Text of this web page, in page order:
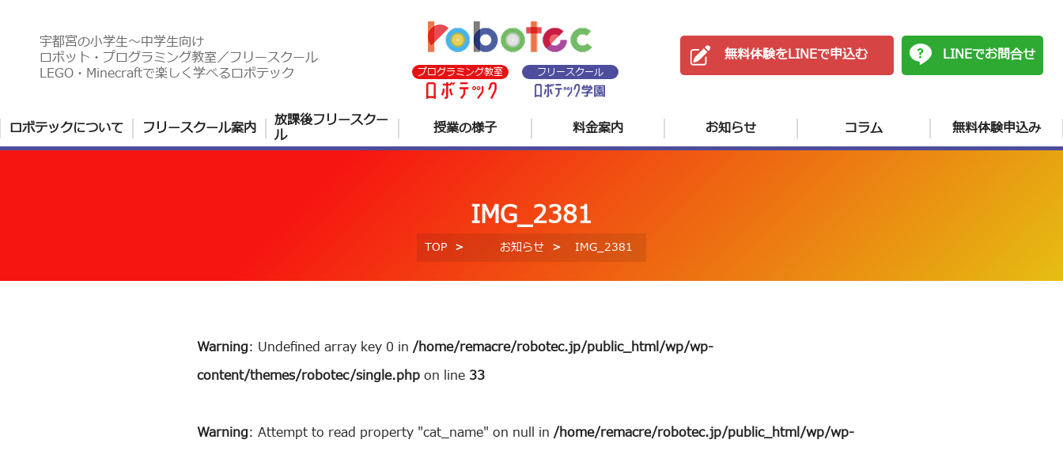
宇都宮の小学生〜中学生向け
ロボット・プログラミング教室／フリースクール
LEGO・Minecraftで楽しく学べるロボテック
プログラミング教室 フリースクール
無料体験をLINEで申込む LINEでお問合せ
ロボテックについて フリースクール案内 放課後フリースクー
ル 授業の様子 料金案内 お知らせ コラム 無料体験申込み
IMG_2381
TOP お知らせ IMG_2381
Warning: Undefined array key 0 in/home/remacre/robotec.jp/public_html/wp/wp-
content/themes/robotec/single.php on line 33
Warning: Attempt to read property "cat_name" on null in/home/remacre/robotec.jp/public_html/wp/wp-